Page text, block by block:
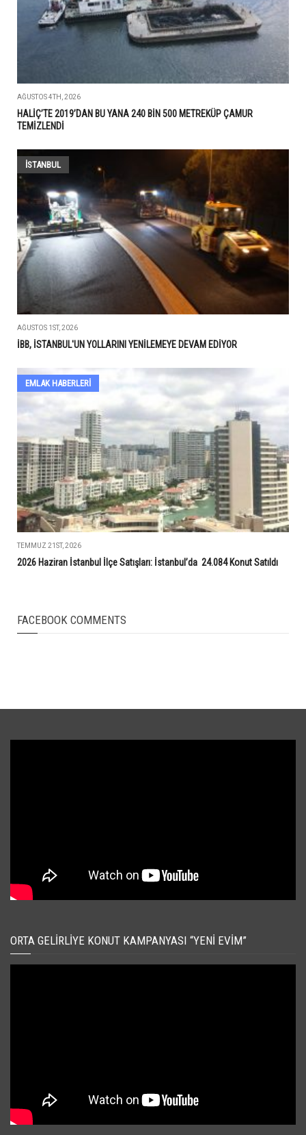
AĞUSTOS 4TH, 2026
HALİÇ’TE 2019’DAN BU YANA 240 BİN 500 METREKÜP ÇAMUR
TEMİZLENDİ
İSTANBUL
AĞUSTOS 1ST, 2026
İBB, İSTANBUL'UN YOLLARINI YENİLEMEYE DEVAM EDİYOR
EMLAK HABERLERI
TEMMUZ 21ST, 2026
2026 Haziran İstanbul İlçe Satışları: İstanbul’da 24.084 Konut Satıldı
FACEBOOK COMMENTS
ORTA GELIRLIYE KONUT KAMPANYASI “YENI EVIM”